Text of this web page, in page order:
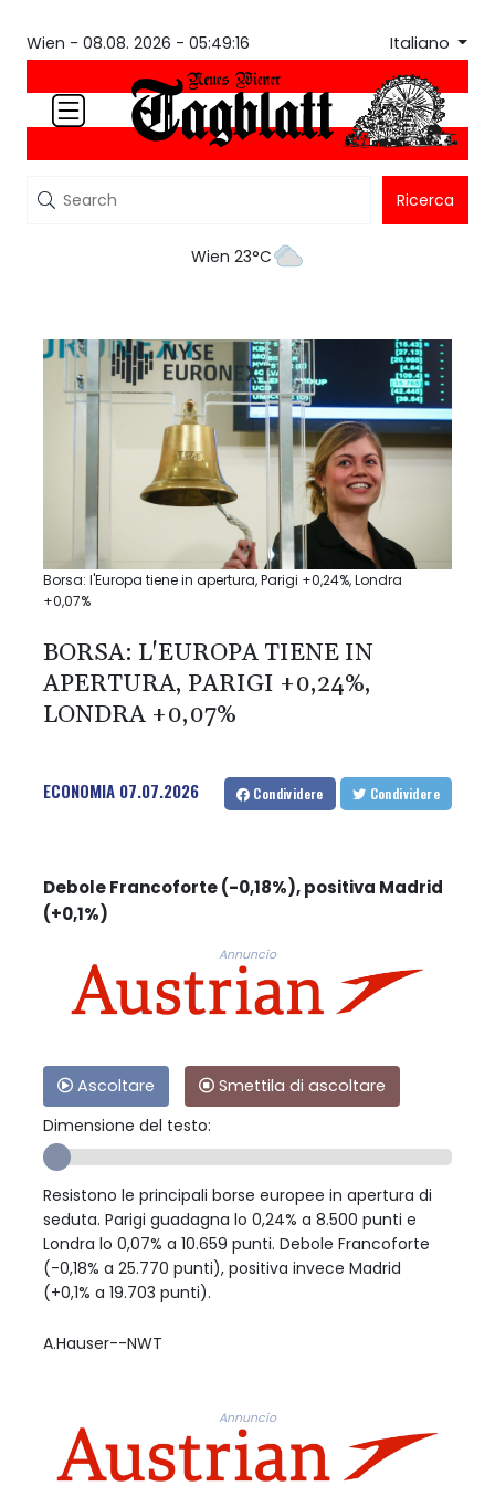
Wien - 08.08. 2026 - 05:49:16 Italiano
Ricerca
Wien 23°C
Borsa: l'Europa tiene in apertura, Parigi +0,24%, Londra
+0,07%
BORSA: L'EUROPA TIENE IN
APERTURA, PARIGI +0,24%,
LONDRA +0,07%
ECONOMIA 07.07.2026 Condividere Condividere
Debole Francoforte (-0,18%), positiva Madrid
(+0,1%)
Annuncio
Ascoltare
Smettila di ascoltare
Dimensione del testo:
Resistono le principali borse europee in apertura di
seduta. Parigi guadagna lo 0,24% a 8.500 punti e
Londra lo 0,07% a 10.659 punti. Debole Francoforte
(-0,18% a 25.770 punti), positiva invece Madrid
(+0,1% a 19.703 punti).
A.Hauser--NWT
Annuncio